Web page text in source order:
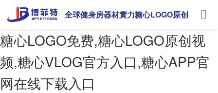
糖心LOGO免费,糖心LOGO原创视
频,糖心VLOG官方入口,糖心APP官
网在线下载入口
全球健身房器材實力糖心LOGO原创